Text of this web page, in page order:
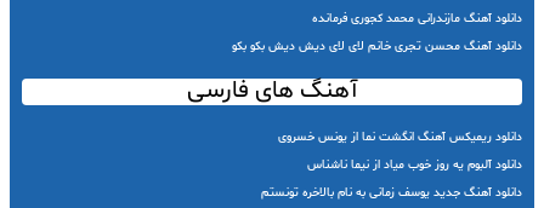
دانلود آهنگ مازندرانی محمد کجوری فرمانده
دانلود آهنگ محسن تجری خانم لای لای دیش دیش بکو بکو
آهنگ های فارسی
دانلود ریمیکس آهنگ انگشت نما از یونس خسروی
دانلود آلبوم یه روز خوب میاد از نیما ناشناس
دانلود آهنگ جدید یوسف زمانی به نام بالاخره تونستم